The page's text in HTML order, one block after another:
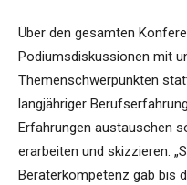
Über den gesamten
Podiumsdiskussionen mit
Themenschwerpunkten
langjähriger
Erfahrungen austauschen
erarbeiten und skizzieren.
Beraterkompetenz gab bis